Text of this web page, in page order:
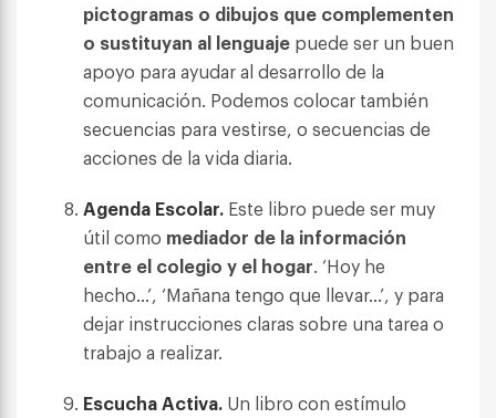
pictogramas o dibujos que complementen
o sustituyan al lenguaje puede ser un buen
apoyo para ayudar al desarrollo de la
comunicación. Podemos colocar también
secuencias para vestirse, o secuencias de
acciones de la vida diaria.
Agenda Escolar. Este libro puede ser muy
útil como mediador de la información
entre el colegio y el hogar. ‘Hoy he
hecho…’, ‘Mañana tengo que llevar…’, y para
dejar instrucciones claras sobre una tarea o
trabajo a realizar.
Escucha Activa. Un libro con estímulo